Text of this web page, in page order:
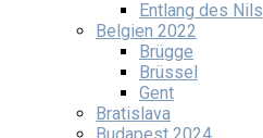
Entlang des Nils
Belgien 2022
Brügge
Brüssel
Gent
Bratislava